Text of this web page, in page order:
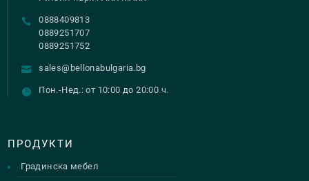
0888409813
0889251707
0889251752
sales@bellonabulgaria.bg
Пон.-Нед.: от 10:00 до 20:00 ч.
ПРОДУКТИ
Градинска мебел